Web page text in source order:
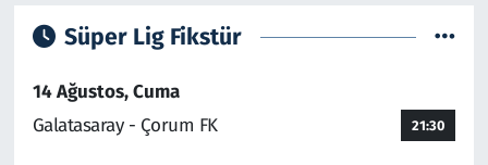
Süper Lig Fikstür
14 Ağustos, Cuma
Galatasaray - Çorum FK
21:30